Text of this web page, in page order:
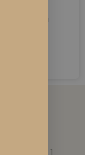
sur sol
n’a subi
conseils. 1